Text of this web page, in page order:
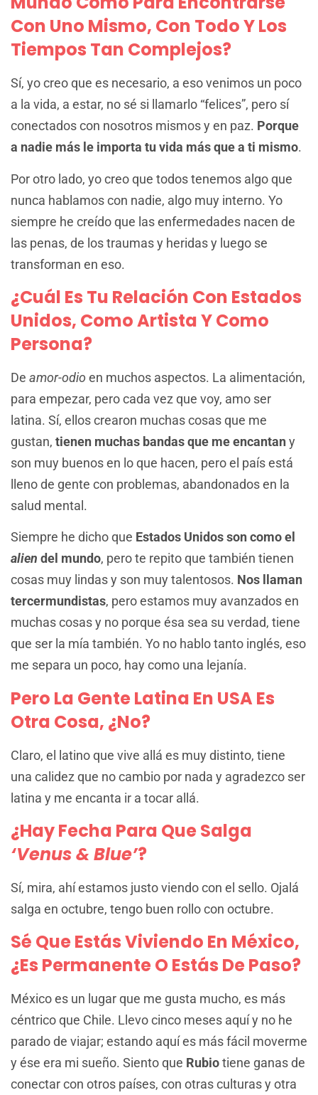
Con Uno Mismo, Con Todo Y Los
Tiempos Tan Complejos?
Sí, yo creo que es necesario, a eso venimos un poco
a la vida, a estar, no sé si llamarlo “felices”, pero sí
conectados con nosotros mismos y en paz. Porque
a nadie más le importa tu vida más que a ti mismo.
Por otro lado, yo creo que todos tenemos algo que
nunca hablamos con nadie, algo muy interno. Yo
siempre he creído que las enfermedades nacen de
las penas, de los traumas y heridas y luego se
transforman en eso.
¿Cuál Es Tu Relación Con Estados
Unidos, Como Artista Y Como
Persona?
De amor-odio en muchos aspectos. La alimentación,
para empezar, pero cada vez que voy, amo ser
latina. Sí, ellos crearon muchas cosas que me
gustan, tienen muchas bandas que me encantany
son muy buenos en lo que hacen, pero el país está
lleno de gente con problemas, abandonados en la
salud mental.
Siempre he dicho que Estados Unidos son como el
alien del mundo, pero te repito que también tienen
cosas muy lindas y son muy talentosos. Nos llaman
tercermundistas, pero estamos muy avanzados en
muchas cosas y no porque ésa sea su verdad, tiene
que ser la mía también. Yo no hablo tanto inglés, eso
me separa un poco, hay como una lejanía.
Pero La Gente Latina En USA Es
Otra Cosa, ¿no?
Claro, el latino que vive allá es muy distinto, tiene
una calidez que no cambio por nada y agradezco ser
latina y me encanta ir a tocar allá.
¿Hay Fecha Para Que Salga
‘Venus & Blue’?
Sí, mira, ahí estamos justo viendo con el sello. Ojalá
salga en octubre, tengo buen rollo con octubre.
Sé Que Estás Viviendo En México,
¿es Permanente O Estás De Paso?
México es un lugar que me gusta mucho, es más
céntrico que Chile. Llevo cinco meses aquí y no he
parado de viajar; estando aquí es más fácil moverme
y ése era mi sueño. Siento que Rubiotiene ganas de
conectar con otros países, con otras culturas y otra